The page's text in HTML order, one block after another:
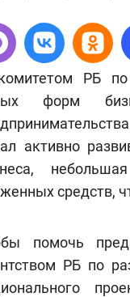
РБ
форм
активно
средств,
помочь
РБ по